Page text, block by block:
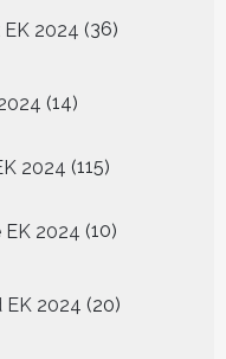
2024 36
producten
1414
2024 115115
EK 2024 1010
2024 20
producten